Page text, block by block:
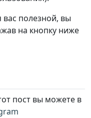
полезной, вы
на кнопку ниже
пост вы можете в